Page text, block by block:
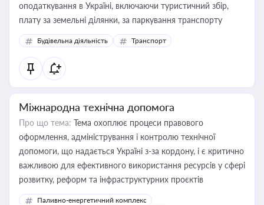
оподаткування в Україні, включаючи туристичний збір,
плату за земельні ділянки, за паркування транспорту
Будівельна діяльність Транспорт
Міжнародна технічна допомога
Про що тема: Тема охоплює процеси правового
оформлення, адміністрування і контролю технічної
допомоги, що надається Україні з-за кордону, і є критично
важливою для ефективного використання ресурсів у сфері
розвитку, реформ та інфраструктурних проєктів
Паливно-енергетичний комплекс